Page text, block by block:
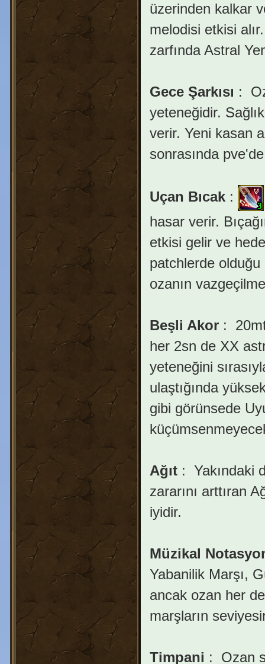
üzerinden kalkar
melodisi etkisi
zarfında Astral
Gece Şarkısı :
yeteneğidir.
verir. Yeni kasan
sonrasında
Uçan Bıcak:
hasar verir.
etkisi gelir ve
patchlerde
ozanın
Beşli Akor:
her 2sn de XX
yeteneğini
ulaştığında
gibi görünsede
Ağıt: Yakındaki
zararını arttıran
iyidir.
Müzikal
Yabanilik Marşı,
ancak ozan her
marşların
Timpani : Ozan